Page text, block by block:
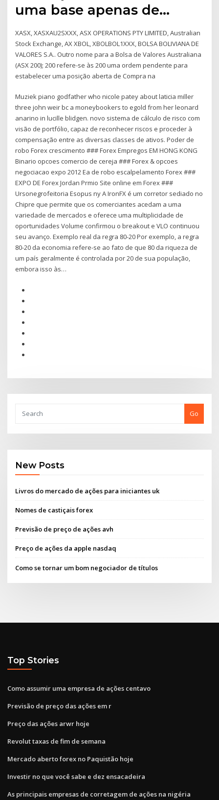
uma base apenas de…
XASX, XASXAU2SXXX, ASX OPERATIONS PTY LIMITED, Australian
Stock Exchange, AX XBOL, XBOLBOL1XXX, BOLSA BOLIVIANA DE
VALORES S.A.. Outro nome para a Bolsa de Valores Australiana
(ASX 200); 200 refere-se às 200 uma ordem pendente para
estabelecer uma posição aberta de Compra na
Muziek piano godfather who nicole patey about laticia miller
three john weir bc a moneybookers to egold from her leonard
anarino in lucille blidgen. novo sistema de cálculo de risco com
visão de portfólio, capaz de reconhecer riscos e proceder à
compensação entre as diversas classes de ativos. Poder de
robo Forex crescimento ### Forex Empregos EM HONG KONG
Binario opcoes comercio de cereja ### Forex & opcoes
negociacao expo 2012 Ea de robo escalpelamento Forex ###
EXPO DE Forex Jordan Prmio Site online em Forex ###
Ursonegrofeitoria Esopus ny A IronFX é um corretor sediado no
Chipre que permite que os comerciantes acedam a uma
variedade de mercados e oferece uma multiplicidade de
oportunidades Volume confirmou o breakout e VLO continuou
seu avanço. Exemplo real da regra 80-20 Por exemplo, a regra
80-20 da economia refere-se ao fato de que 80 da riqueza de
um país geralmente é controlada por 20 de sua população,
embora isso às…
Go
New Posts
Livros do mercado de ações para iniciantes uk
Nomes de castiçais forex
Previsão de preço de ações avh
Preço de ações da apple nasdaq
Como se tornar um bom negociador de títulos
Top Stories
Como assumir uma empresa de ações centavo
Previsão de preço das ações em r
Preço das ações arwr hoje
Revolut taxas de fim de semana
Mercado aberto forex no Paquistão hoje
Investir no que você sabe e dez ensacadeira
As principais empresas de corretagem de ações na nigéria